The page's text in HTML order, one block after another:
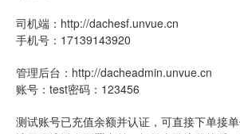
司机端：http://dachesf.unvue.cn
手机号：17139143920
管理后台：http://dacheadmin.unvue.cn
账号：test密码：123456
测试账号已充值余额并认证，可直接下单接